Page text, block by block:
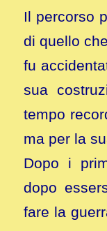
Il percorso
di quello
fu
sua
tempo
ma per la
Dopo i
dopo
fare la